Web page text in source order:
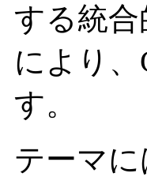
する統
により
す。
テーマ